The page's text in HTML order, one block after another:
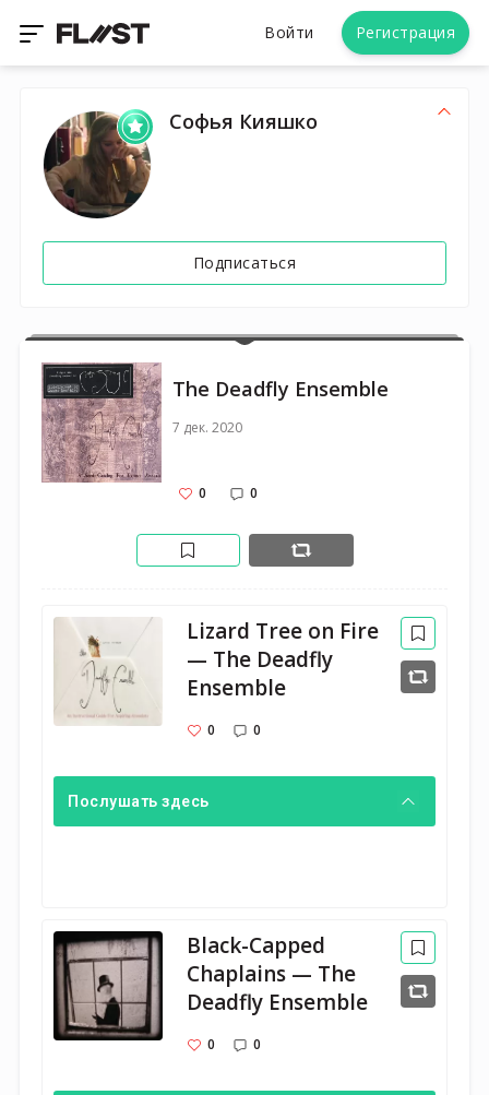
Войти Регистрация
Софья Кияшко
Подписаться
The Deadfly Ensemble
7 дек. 2020
0 0
Lizard Tree on Fire
— The Deadfly
Ensemble
0 0
Послушать здесь
Black-Capped
Chaplains — The
Deadfly Ensemble
0 0